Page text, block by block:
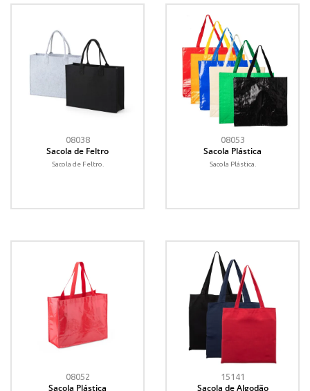
08038
Sacola de Feltro
Sacola de Feltro.
08053
Sacola Plástica
Sacola Plástica.
08052
Sacola Plástica
15141
Sacola de Algodão